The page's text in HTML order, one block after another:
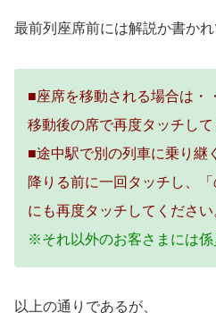
最前列座席前には解説か書かれ
■座席を移動される場合は・
移動後の席で再度タッチして
■途中駅で別の列車に乗り継
降りる前に一回タッチし、「
にも再度タッチしてください
※それ以外のお客さまには係
以上の通りであるが、